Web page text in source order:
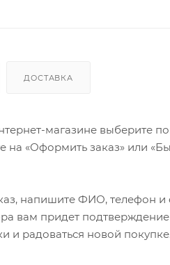
ДОСТАВКА
магазине выберите
«Оформить заказ» или
напишите ФИО, телефон
вам придет
и радоваться новой